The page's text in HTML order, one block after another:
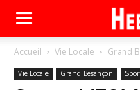
Accueil Vie Locale Grand
Vie Locale Grand Besançon